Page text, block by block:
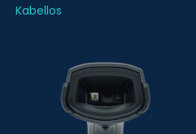
Kabellos